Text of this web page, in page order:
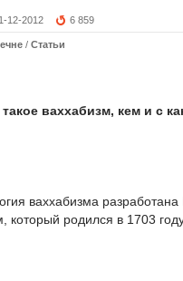
12-2012 6 859
/ Статьи
ваххабизм, кем и с
ваххабизма
который родился в 1703